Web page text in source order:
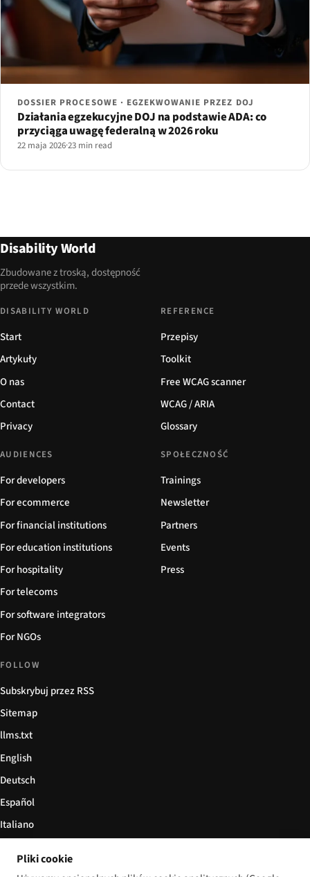
DOSSIER PROCESOWE · EGZEKWOWANIE PRZEZ DOJ
Działania egzekucyjne DOJ na podstawie ADA: co
przyciąga uwagę federalną w 2026 roku
22 maja 2026·23 min read
Disability World
Zbudowane z troską, dostępność
przede wszystkim.
DISABILITY WORLD
Start
Artykuły
O nas
Contact
Privacy
REFERENCE
Przepisy
Toolkit
Free WCAG scanner
WCAG / ARIA
Glossary
AUDIENCES
For developers
For ecommerce
For financial institutions
For education institutions
For hospitality
For telecoms
For software integrators
For NGOs
SPOŁECZNOŚĆ
Trainings
Newsletter
Partners
Events
Press
FOLLOW
Subskrybuj przez RSS
Sitemap
llms.txt
English
Deutsch
Español
Italiano
Pliki cookie